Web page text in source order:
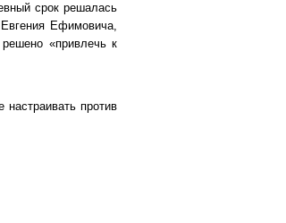
срок решалась
Ефимовича,
«привлечь к
настраивать против